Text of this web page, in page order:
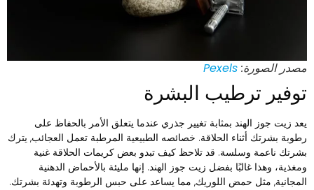
الصورة:Pexels
ترطيب البشرة
زيت جوز الهند بمثابة تغيير جذري عندما يتعلق الأمر بالحفاظ على
بشرتك أثناء الحلاقة. خصائصه الطبيعية المرطبة تعمل العجائب, يترك
ناعمة وسلسة. قد تلاحظ كيف تبدو بعض كريمات الحلاقة غنية
وهذا غالبًا بفضل زيت جوز الهند. إنها مليئة بالأحماض الدهنية
مثل حمض اللوريك, مما يساعد على حبس الرطوبة وتهدئة بشرتك.